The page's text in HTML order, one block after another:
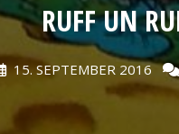
RUFF UN
15. SEPTEMBER 2016